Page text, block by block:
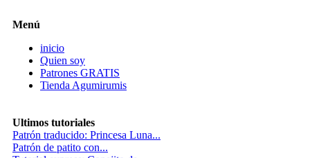
Menú
inicio
Quien soy
Patrones GRATIS
Tienda Agumirumis
Ultimos tutoriales
Patrón traducido: Princesa Luna...
Patrón de patito con...